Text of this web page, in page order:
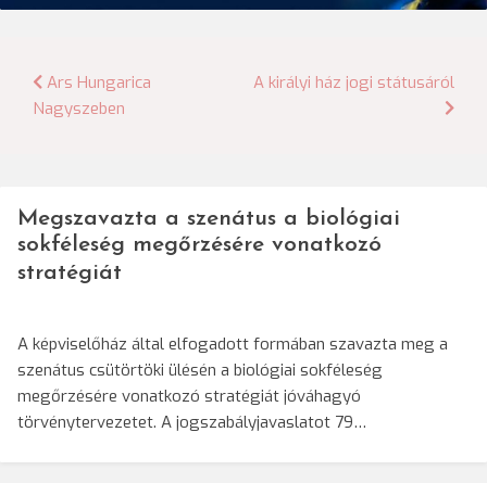
Bejegyzés
navigáció
Ars Hungarica
Nagyszeben
A királyi ház jogi státusáról
Megszavazta a szenátus a biológiai
sokféleség megőrzésére vonatkozó
stratégiát
A képviselőház által elfogadott formában szavazta meg a
szenátus csütörtöki ülésén a biológiai sokféleség
megőrzésére vonatkozó stratégiát jóváhagyó
törvénytervezetet. A jogszabályjavaslatot 79…